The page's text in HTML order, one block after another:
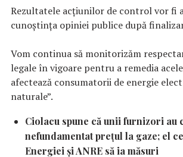
Rezultatele acțiunilor de control vor fi
cunoștința opiniei publice după
Vom continua să monitorizăm
legale în vigoare pentru a remedia
afectează consumatorii de energie
naturale”.
Ciolacu spune că unii furnizori au
nefundamentat preţul la gaze; el
Energiei şi ANRE să ia măsuri